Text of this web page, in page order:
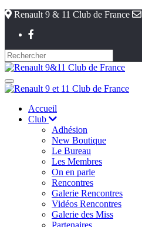
Renault 9 & 11 Club de France
Accueil
Club
Adhésion
New Boutique
Le Bureau
Les Membres
On en parle
Rencontres
Galerie Rencontres
Vidéos Rencontres
Galerie des Miss